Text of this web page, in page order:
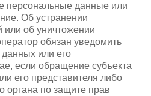
персональные данные или
Об устранении
об уничтожении
обязан уведомить
или его
если обращение субъекта
его представителя либо
органа по защите прав